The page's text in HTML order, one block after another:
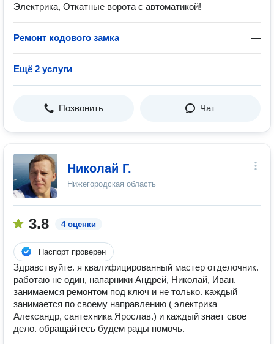
Электрика, Откатные ворота с автоматикой!
Ремонт кодового замка —
Ещё 2 услуги
Позвонить Чат
Николай Г.
Нижегородская область
3.8 4 оценки
Паспорт проверен
Здравствуйте. я квалифицированный мастер отделочник.
работаю не один, напарники Андрей, Николай, Иван.
занимаемся ремонтом под ключ и не только. каждый
занимается по своему направлению ( электрика
Александр, сантехника Ярослав.) и каждый знает свое
дело. обращайтесь будем рады помочь.